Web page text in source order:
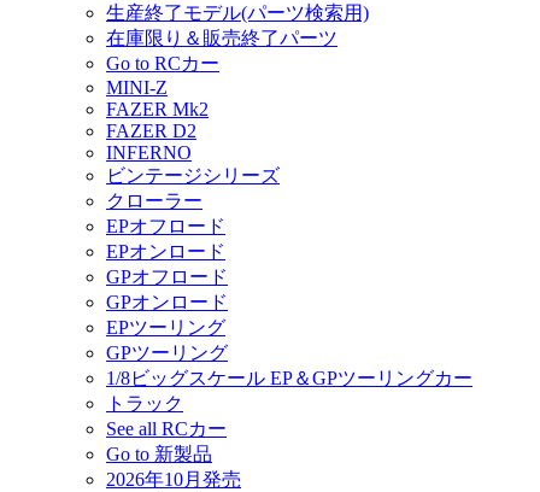
生産終了モデル(パーツ検索用)
在庫限り＆販売終了パーツ
Go to RCカー
MINI-Z
FAZER Mk2
FAZER D2
INFERNO
ビンテージシリーズ
クローラー
EPオフロード
EPオンロード
GPオフロード
GPオンロード
EPツーリング
GPツーリング
1/8ビッグスケール EP＆GPツーリングカー
トラック
See all RCカー
Go to 新製品
2026年10月発売